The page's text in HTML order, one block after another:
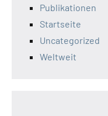
Publikationen
Startseite
Uncategorized
Weltweit